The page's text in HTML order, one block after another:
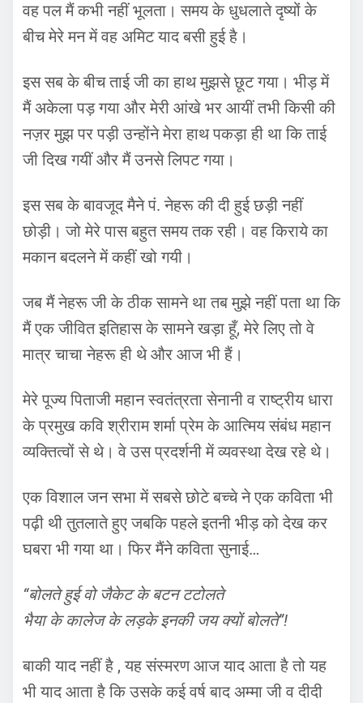
वह पल मैं कभी नहीं भूलता। समय के धुधलाते दृष्यों के
बीच मेरे मन में वह अमिट याद बसी हुई है।
इस सब के बीच ताई जी का हाथ मुझसे छूट गया। भीड़ में
मैं अकेला पड़ गया और मेरी आंखे भर आयीं तभी किसी की
नज़र मुझ पर पड़ी उन्होंने मेरा हाथ पकड़ा ही था कि ताई
जी दिख गयीं और मैं उनसे लिपट गया।
इस सब के बावजूद मैने पं. नेहरू की दी हुई छड़ी नहीं
छोड़ी। जो मेरे पास बहुत समय तक रही। वह किराये का
मकान बदलने में कहीं खो गयी।
जब मैं नेहरू जी के ठीक सामने था तब मुझे नहीं पता था कि
मैं एक जीवित इतिहास के सामने खड़ा हूँ, मेरे लिए तो वे
मात्र चाचा नेहरू ही थे और आज भी हैं।
मेरे पूज्य पिताजी महान स्वतंत्रता सेनानी व राष्ट्रीय धारा
के प्रमुख कवि श्रीराम शर्मा प्रेम के आत्मिय संबंध महान
व्यक्तित्वों से थे। वे उस प्रदर्शनी में व्यवस्था देख रहे थे।
एक विशाल जन सभा में सबसे छोटे बच्चे ने एक कविता भी
पढ़ी थी तुतलाते हुए जबकि पहले इतनी भीड़ को देख कर
घबरा भी गया था। फिर मैंने कविता सुनाई…
“बोलते हुई वो जैकेट के बटन टटोलते
भैया के कालेज के लड़के इनकी जय क्यों बोलते”!
बाकी याद नहीं है , यह संस्मरण आज याद आता है तो यह
भी याद आता है कि उसके कई वर्ष बाद अम्मा जी व दीदी